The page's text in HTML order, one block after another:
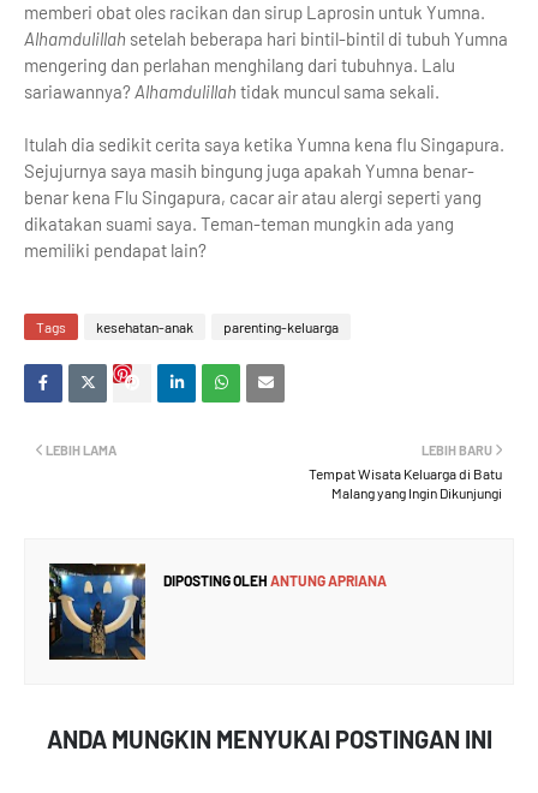
memberi obat oles racikan dan sirup Laprosin untuk Yumna.
Alhamdulillah setelah beberapa hari bintil-bintil di tubuh Yumna
mengering dan perlahan menghilang dari tubuhnya. Lalu
sariawannya?Alhamdulillah tidak muncul sama sekali.
Itulah dia sedikit cerita saya ketika Yumna kena flu Singapura.
Sejujurnya saya masih bingung juga apakah Yumna benar-
benar kena Flu Singapura, cacar air atau alergi seperti yang
dikatakan suami saya. Teman-teman mungkin ada yang
memiliki pendapat lain?
Tags kesehatan-anak parenting-keluarga
LEBIH BARU
Tempat Wisata Keluarga di Batu
Malang yang Ingin Dikunjungi
LEBIH LAMA
DIPOSTING OLEH ANTUNG APRIANA
ANDA MUNGKIN MENYUKAI POSTINGAN INI